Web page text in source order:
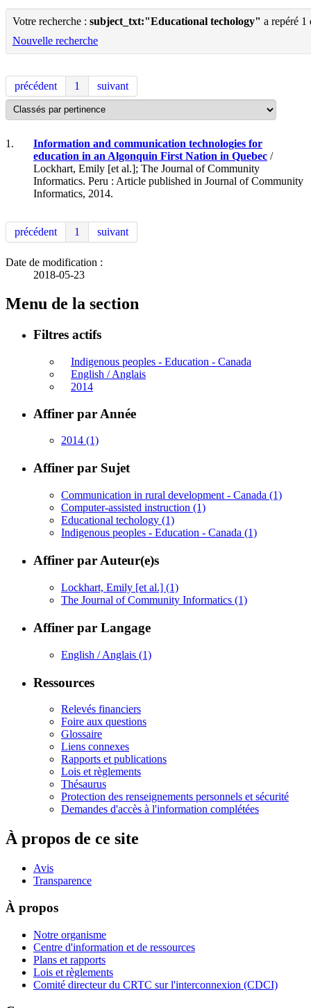
Votre recherche : subject_txt:"Educational techology" a repéré 1
Nouvelle recherche
précédent 1 suivant
1.
Information and communication technologies for
education in an Algonquin First Nation in Quebec /
Lockhart, Emily [et al.]; The Journal of Community
Informatics. Peru : Article published in Journal of Community
Informatics, 2014.
précédent 1 suivant
Date de modification :
2018-05-23
Menu de la section
Filtres actifs
Indigenous peoples - Education - Canada
English / Anglais
2014
Affiner par Année
2014 (1)
Affiner par Sujet
Communication in rural development - Canada (1)
Computer-assisted instruction (1)
Educational techology (1)
Indigenous peoples - Education - Canada (1)
Affiner par Auteur(e)s
Lockhart, Emily [et al.] (1)
The Journal of Community Informatics (1)
Affiner par Langage
English / Anglais (1)
Ressources
Relevés financiers
Foire aux questions
Glossaire
Liens connexes
Rapports et publications
Lois et règlements
Thésaurus
Protection des renseignements personnels et sécurité
Demandes d'accès à l'information complétées
À propos de ce site
Avis
Transparence
À propos
Notre organisme
Centre d'information et de ressources
Plans et rapports
Lois et règlements
Comité directeur du CRTC sur l'interconnexion (CDCI)